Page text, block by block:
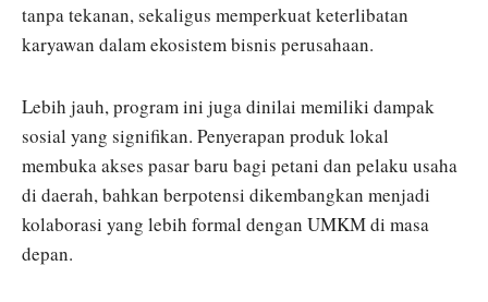
tanpa tekanan, sekaligus memperkuat keterlibatan
karyawan dalam ekosistem bisnis perusahaan.
Lebih jauh, program ini juga dinilai memiliki dampak
sosial yang signifikan. Penyerapan produk lokal
membuka akses pasar baru bagi petani dan pelaku usaha
di daerah, bahkan berpotensi dikembangkan menjadi
kolaborasi yang lebih formal dengan UMKM di masa
depan.